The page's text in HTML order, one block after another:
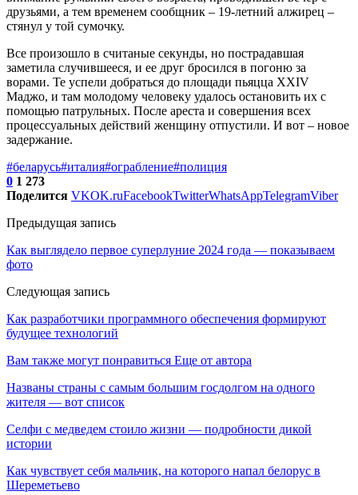
друзьями, а тем временем сообщник – 19-летний алжирец –
стянул у той сумочку.
Все произошло в считаные секунды, но пострадавшая
заметила случившееся, и ее друг бросился в погоню за
ворами. Те успели добраться до площади пьяцца XXIV
Маджо, и там молодому человеку удалось остановить их с
помощью патрульных. После ареста и совершения всех
процессуальных действий женщину отпустили. И вот – новое
задержание.
#беларусь#италия#ограбление#полиция
0 1 273
Поделится VKOK.ruFacebookTwitterWhatsAppTelegramViber
Предыдущая запись
Как выглядело первое суперлуние 2024 года — показываем
фото
Следующая запись
Как разработчики программного обеспечения формируют
будущее технологий
Вам также могут понравиться Еще от автора
Названы страны с самым большим госдолгом на одного
жителя — вот список
Селфи с медведем стоило жизни — подробности дикой
истории
Как чувствует себя мальчик, на которого напал белорус в
Шереметьево